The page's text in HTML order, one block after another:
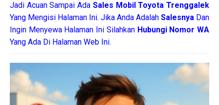
Jadi Acuan Sampai Ada Sales Mobil Toyota Trenggalek
Yang Mengisi Halaman Ini. Jika Anda Adalah Salesnya Dan
Ingin Menyewa Halaman Ini Silahkan Hubungi Nomor WA
Yang Ada Di Halaman Web Ini.